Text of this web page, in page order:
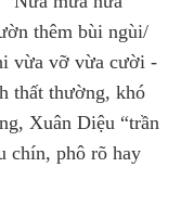
thêm bùi ngùi/
vừa vỡ vừa cười -
thất thường, khó
Xuân Diệu “trần
chín, phô rõ hay